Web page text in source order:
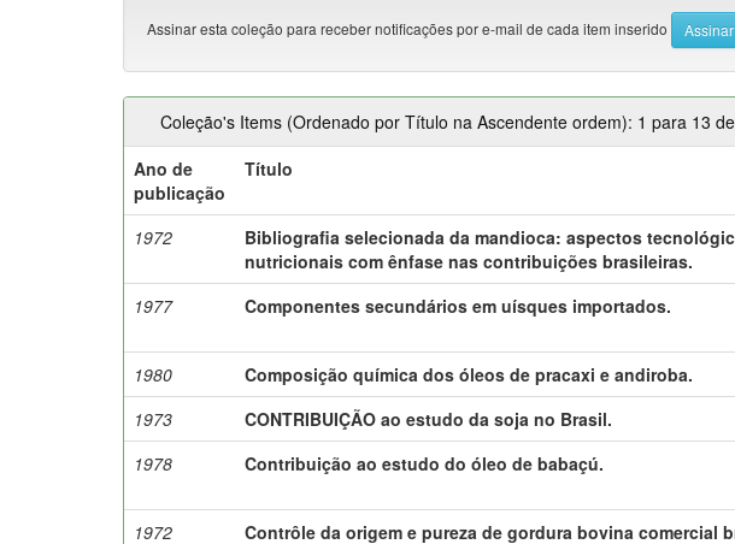
Assinar esta coleção para receber notificações por e-mail de cada item inserido
Coleção's Items (Ordenado por Título na Ascendente ordem): 1 para 13
Ano de
publicação
Título
1972
Bibliografia selecionada da mandioca: aspectos
nutricionais com ênfase nas contribuições brasileiras.
1977 Componentes secundários em uísques importados.
1980
Composição química dos óleos de pracaxi e andiroba.
1973
CONTRIBUIÇÃO ao estudo da soja no Brasil.
1978
Contribuição ao estudo do óleo de babaçú.
1972
Contrôle da origem e pureza de gordura bovina comercial